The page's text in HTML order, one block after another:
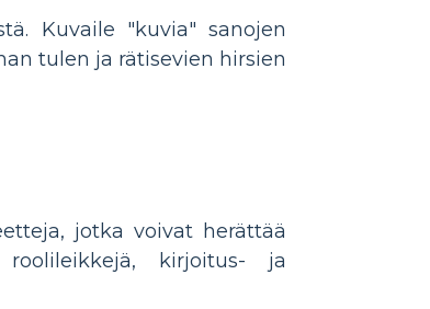
Kuvaile "kuvia" sanojen
tulen ja rätisevien hirsien
jotka voivat herättää
kirjoitus- ja